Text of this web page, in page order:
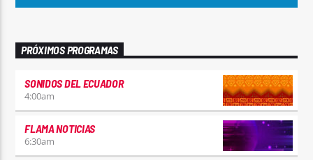
PRÓXIMOS PROGRAMAS
SONIDOS DEL ECUADOR
4:00am
FLAMA NOTICIAS
6:30am